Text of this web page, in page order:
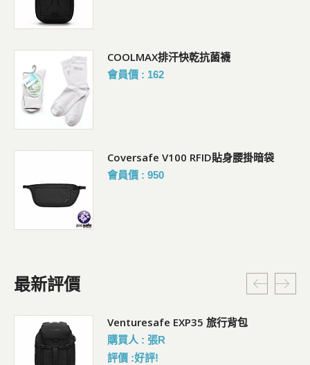
COOLMAX排汗快乾抗菌襪
會員價 : 162
Coversafe V100 RFID貼身腰掛暗袋
會員價 : 950
最新評價
Venturesafe EXP35 旅行背包
購買人 : 張R
評價 :好評!